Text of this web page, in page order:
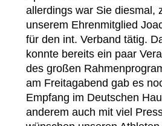
allerdings war Sie diesmal,
unserem Ehrenmitglied
für den int. Verband tätig.
konnte bereits ein paar
des großen
am Freitagabend gab es
Empfang im Deutschen
anderem auch mit viel